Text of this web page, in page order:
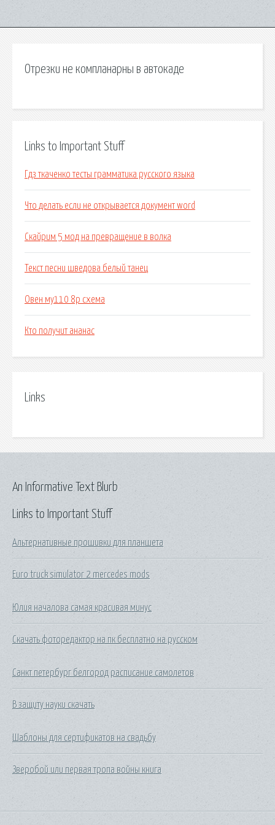
Отрезки не компланарны в автокаде
Links to Important Stuff
Гдз ткаченко тесты грамматика русского языка
Что делать если не открывается документ word
Скайрим 5 мод на превращение в волка
Текст песни шведова белый танец
Овен му110 8р схема
Кто получит ананас
Links
Links to Important Stuff
Альтернативные прошивки для планшета
Euro truck simulator 2 mercedes mods
Юлия началова самая красивая минус
Скачать фоторедактор на пк бесплатно на русском
Санкт петербург белгород расписание самолетов
В защиту науки скачать
Шаблоны для сертификатов на свадьбу
Зверобой или первая тропа войны книга
An Informative Text Blurb